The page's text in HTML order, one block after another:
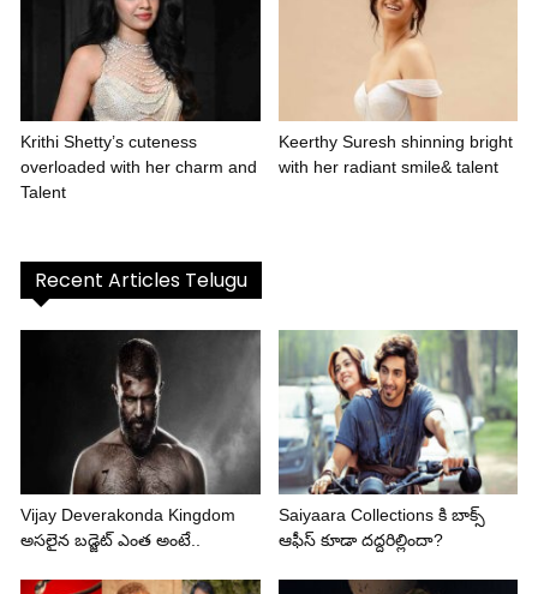
Krithi Shetty’s cuteness
overloaded with her charm and
Talent
Keerthy Suresh shinning bright
with her radiant smile& talent
Recent Articles Telugu
Vijay Deverakonda Kingdom
అసలైన బడ్జెట్ ఎంత అంటే..
Saiyaara Collections కి బాక్స్
ఆఫీస్ కూడా దద్దరిల్లిందా?